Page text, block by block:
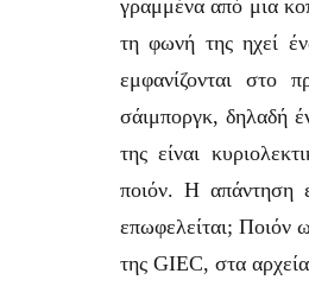
γραμμένα από μια
τη φωνή της ηχεί
εμφανίζονται στο
σάιμποργκ, δηλαδή
της είναι
ποιόν. Η απάντηση
επωφελείται; Ποιόν
της GIEC, στα